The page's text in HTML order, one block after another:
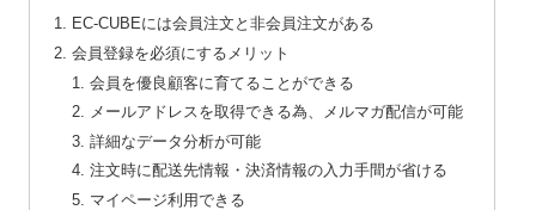
EC-CUBEには会員注文と非会員注文がある
会員登録を必須にするメリット
会員を優良顧客に育てることができる
メールアドレスを取得できる為、メルマガ配信が可能
詳細なデータ分析が可能
注文時に配送先情報・決済情報の入力手間が省ける
マイページ利用できる